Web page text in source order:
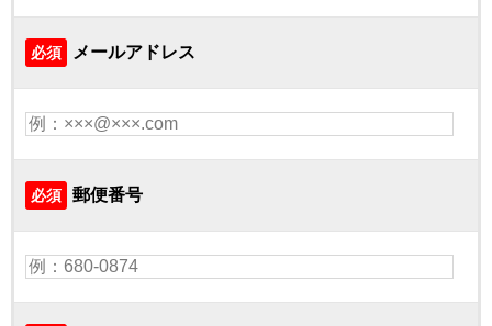
必須 メールアドレス
必須 郵便番号